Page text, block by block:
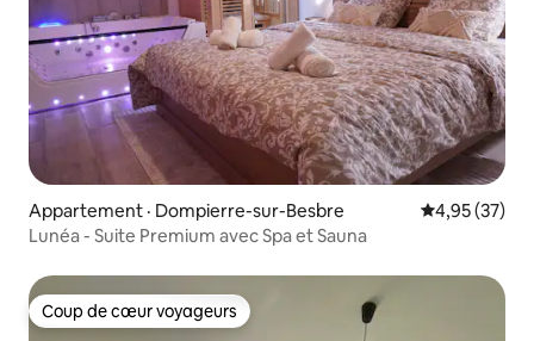
Appartement · Dompierre-sur-Besbre Note
4,95 (37)
Lunéa - Suite Premium avec Spa et Sauna
Coup de cœur voyageurs
Coup de cœur voyageurs